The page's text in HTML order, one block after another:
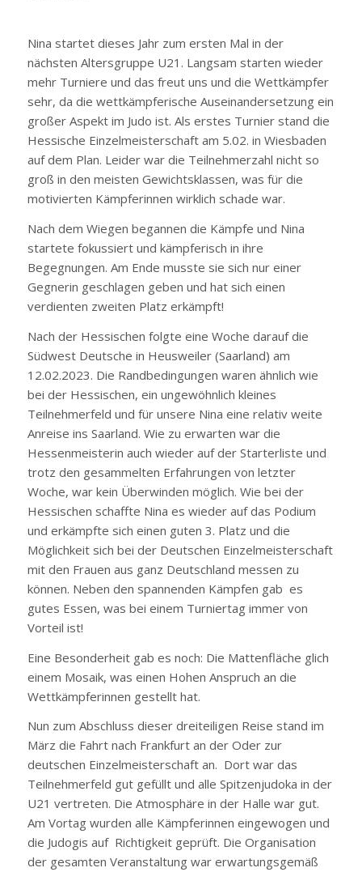
Nina startet dieses Jahr zum ersten Mal in der
nächsten Altersgruppe U21. Langsam starten wieder
mehr Turniere und das freut uns und die Wettkämpfer
sehr, da die wettkämpferische Auseinandersetzung ein
großer Aspekt im Judo ist. Als erstes Turnier stand die
Hessische Einzelmeisterschaft am 5.02. in Wiesbaden
auf dem Plan. Leider war die Teilnehmerzahl nicht so
groß in den meisten Gewichtsklassen, was für die
motivierten Kämpferinnen wirklich schade war.
Nach dem Wiegen begannen die Kämpfe und Nina
startete fokussiert und kämpferisch in ihre
Begegnungen. Am Ende musste sie sich nur einer
Gegnerin geschlagen geben und hat sich einen
verdienten zweiten Platz erkämpft!
Nach der Hessischen folgte eine Woche darauf die
Südwest Deutsche in Heusweiler (Saarland) am
12.02.2023. Die Randbedingungen waren ähnlich wie
bei der Hessischen, ein ungewöhnlich kleines
Teilnehmerfeld und für unsere Nina eine relativ weite
Anreise ins Saarland. Wie zu erwarten war die
Hessenmeisterin auch wieder auf der Starterliste und
trotz den gesammelten Erfahrungen von letzter
Woche, war kein Überwinden möglich. Wie bei der
Hessischen schaffte Nina es wieder auf das Podium
und erkämpfte sich einen guten 3. Platz und die
Möglichkeit sich bei der Deutschen Einzelmeisterschaft
mit den Frauen aus ganz Deutschland messen zu
können. Neben den spannenden Kämpfen gab es
gutes Essen, was bei einem Turniertag immer von
Vorteil ist!
Eine Besonderheit gab es noch: Die Mattenfläche glich
einem Mosaik, was einen Hohen Anspruch an die
Wettkämpferinnen gestellt hat.
Nun zum Abschluss dieser dreiteiligen Reise stand im
März die Fahrt nach Frankfurt an der Oder zur
deutschen Einzelmeisterschaft an. Dort war das
Teilnehmerfeld gut gefüllt und alle Spitzenjudoka in der
U21 vertreten. Die Atmosphäre in der Halle war gut.
Am Vortag wurden alle Kämpferinnen eingewogen und
die Judogis auf Richtigkeit geprüft. Die Organisation
der gesamten Veranstaltung war erwartungsgemäß